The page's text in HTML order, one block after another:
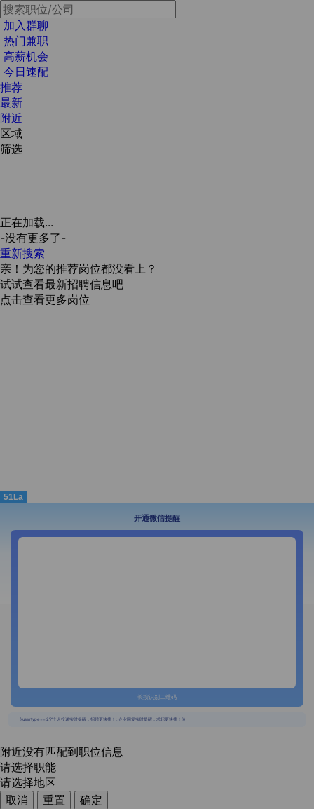
加入群聊
热门兼职
高薪机会
今日速配
推荐
最新
附近
区域
筛选
正在加载...
-没有更多了-
重新搜索
亲！为您的推荐岗位都没看上？
试试查看最新招聘信息吧
点击查看更多岗位
51La
开通微信提醒
长按识别二维码
{{usertype=='2'?'个人投递实时提醒，招聘更快捷！':'企业回复实时提醒，求职更快捷！'}}
附近没有匹配到职位信息
请选择职能
请选择地区
取消
重置
确定